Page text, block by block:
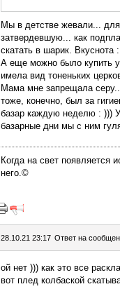
Мы в детстве жевали...
затвердевшую... как
скатать в шарик. Вкуснота
А еще можно было купить
имела вид тоненьких
Мама мне запрещала
тоже, конечно, был за
базар каждую неделю : )))
базарные дни мы с ним
Когда на свет появляется
него.©
28.10.21 23:17 Ответ на
ой нет ))) как это все
вот плед колбаской